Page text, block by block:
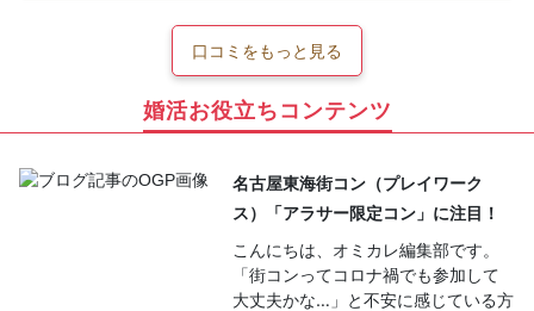
口コミをもっと見る
婚活お役立ちコンテンツ
名古屋東海街コン（プレイワーク
ス）「アラサー限定コン」に注目！
こんにちは、オミカレ編集部です。
「街コンってコロナ禍でも参加して
大丈夫かな…」と不安に感じている方